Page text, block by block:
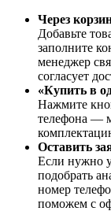
Через
Добавьте
заполните
менеджер
согласует
«Купить в
Нажмите
телефона —
Оставить
Если нужно
подобрать
номер
поможем с